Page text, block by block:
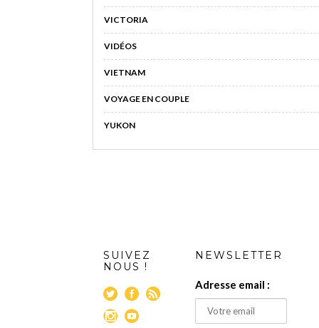
VICTORIA
VIDÉOS
VIETNAM
VOYAGE EN COUPLE
YUKON
SUIVEZ
NOUS !
NEWSLETTER
Adresse email :